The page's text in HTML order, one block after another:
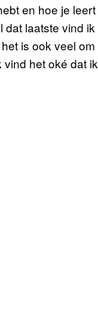
en hoe je
dat laatste vind
is ook veel
vind het oké dat